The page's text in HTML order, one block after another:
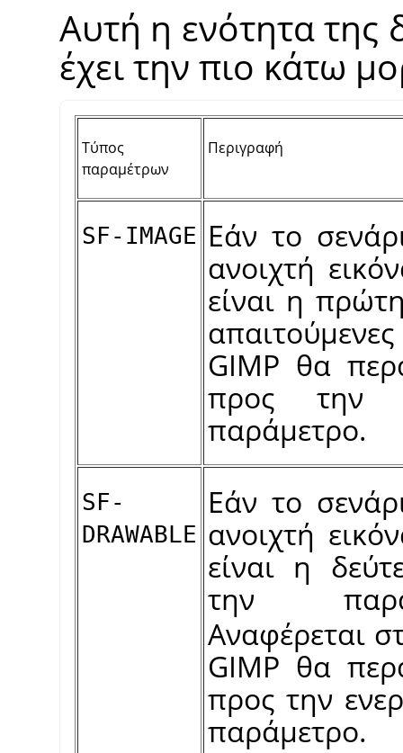
Αυτή η ενότητα της
έχει την πιο κάτω
Τύπος
παραμέτρων
Περιγραφή
SF-IMAGE Εάν το
ανοιχτή
είναι η
GIMP θα
προς την
παράμετρο.
SF-
DRAWABLE
Εάν το
ανοιχτή
είναι η
την
Αναφέρεται
GIMP θα
προς την
παράμετρο.